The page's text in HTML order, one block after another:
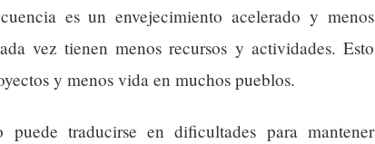
es un envejecimiento acelerado y menos
vez tienen menos recursos y actividades. Esto
y menos vida en muchos pueblos.
traducirse en dificultades para mantener